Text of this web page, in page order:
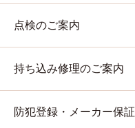
点検のご案内
持ち込み修理のご案内
防犯登録・メーカー保証